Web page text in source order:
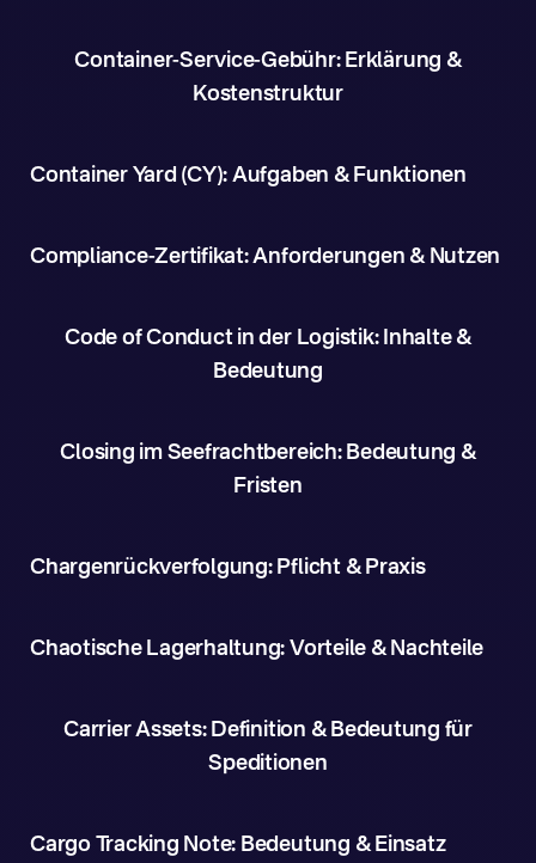
Container-Service-Gebühr: Erklärung &
Kostenstruktur
Container Yard (CY): Aufgaben & Funktionen
Compliance-Zertifikat: Anforderungen & Nutzen
Code of Conduct in der Logistik: Inhalte &
Bedeutung
Closing im Seefrachtbereich: Bedeutung &
Fristen
Chargenrückverfolgung: Pflicht & Praxis
Chaotische Lagerhaltung: Vorteile & Nachteile
Carrier Assets: Definition & Bedeutung für
Speditionen
Cargo Tracking Note: Bedeutung & Einsatz